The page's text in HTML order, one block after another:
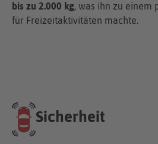
bis zu 2.000 kg, was ihn zu einem
für Freizeitaktivitäten machte.
Sicherheit